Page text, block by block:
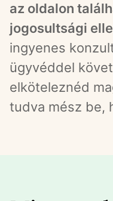
az oldalon
jogosultsági
ingyenes
ügyvéddel
elköteleznéd
tudva mész be,